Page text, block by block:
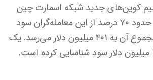
کوین‌های جدید شبکه اسمارت چین
مشارکت داشته‌اند. حدود ۷۰ درصد از این معامله‌گران سود
کسب کرده‌اند که مجموع آن به ۴۰۱ میلیون دلار می‌رسد. یک